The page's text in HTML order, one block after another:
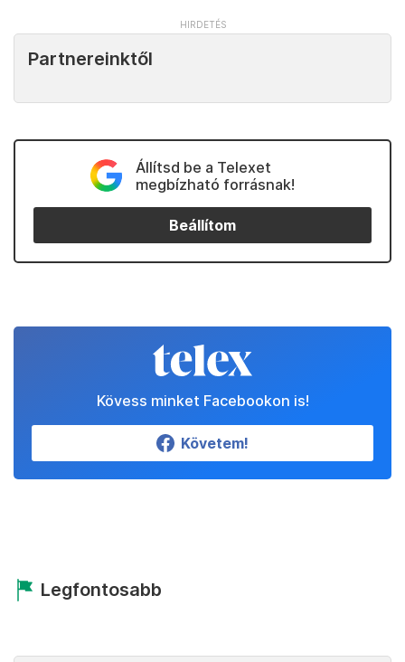
Partnereinktől
Állítsd be a Telexet
megbízható forrásnak!
Beállítom
Kövess minket Facebookon is!
Követem!
Legfontosabb